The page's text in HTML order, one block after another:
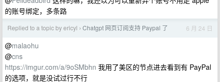
的账号绑定，多条路
Replied to a topic by ericyl › Chatgpt 网页订阅支持 Paypal 了 6 月 24 日
@malaohu
@cns
https://imgur.com/a/9oSMbhn 我用了美区的节点进去看到有 PayPal
的选项，就是没试过行不行